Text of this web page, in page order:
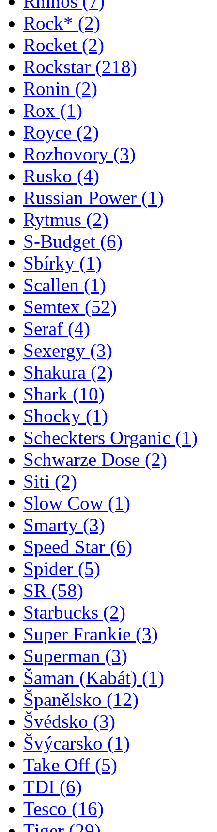
Rock* (2)
Rocket (2)
Rockstar (218)
Ronin (2)
Rox (1)
Royce (2)
Rozhovory (3)
Rusko (4)
Russian Power (1)
Rytmus (2)
S-Budget (6)
Sbírky (1)
Scallen (1)
Semtex (52)
Seraf (4)
Sexergy (3)
Shakura (2)
Shark (10)
Shocky (1)
Scheckters Organic (1)
Schwarze Dose (2)
Siti (2)
Slow Cow (1)
Smarty (3)
Speed Star (6)
Spider (5)
SR (58)
Starbucks (2)
Super Frankie (3)
Superman (3)
Šaman (Kabát) (1)
Španělsko (12)
Švédsko (3)
Švýcarsko (1)
Take Off (5)
TDI (6)
Tesco (16)